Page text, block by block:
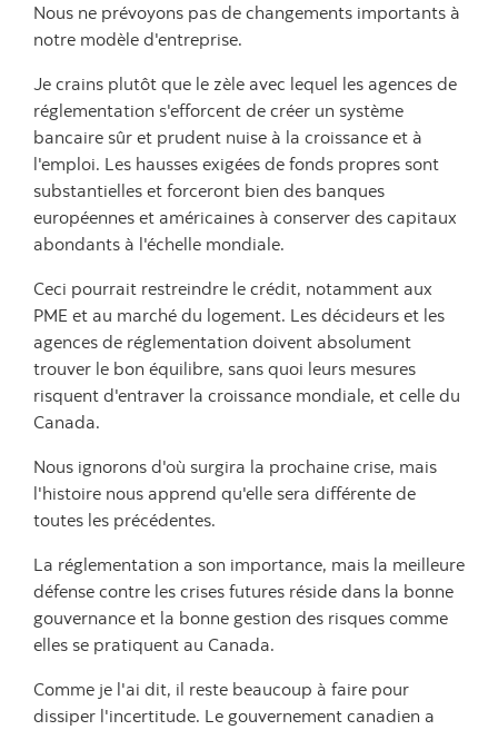
Nous ne prévoyons pas de changements importants à
notre modèle d'entreprise.
Je crains plutôt que le zèle avec lequel les agences de
réglementation s'efforcent de créer un système
bancaire sûr et prudent nuise à la croissance et à
l'emploi. Les hausses exigées de fonds propres sont
substantielles et forceront bien des banques
européennes et américaines à conserver des capitaux
abondants à l'échelle mondiale.
Ceci pourrait restreindre le crédit, notamment aux
PME et au marché du logement. Les décideurs et les
agences de réglementation doivent absolument
trouver le bon équilibre, sans quoi leurs mesures
risquent d'entraver la croissance mondiale, et celle du
Canada.
Nous ignorons d'où surgira la prochaine crise, mais
l'histoire nous apprend qu'elle sera différente de
toutes les précédentes.
La réglementation a son importance, mais la meilleure
défense contre les crises futures réside dans la bonne
gouvernance et la bonne gestion des risques comme
elles se pratiquent au Canada.
Comme je l'ai dit, il reste beaucoup à faire pour
dissiper l'incertitude. Le gouvernement canadien a